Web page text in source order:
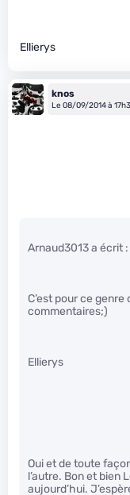
Ellierys
knos
Le 08/09/2014 à
Arnaud3013 a écrit :
C’est pour ce genre
commentaires;)
Ellierys
Oui et de toute
l’autre. Bon et bien
aujourd’hui.